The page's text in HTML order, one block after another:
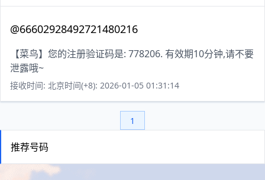
@66602928492721480216
【菜鸟】您的注册验证码是: 778206. 有效期10分钟,请不要
泄露哦~
接收时间: 北京时间(+8): 2026-01-05 01:31:14
1
推荐号码